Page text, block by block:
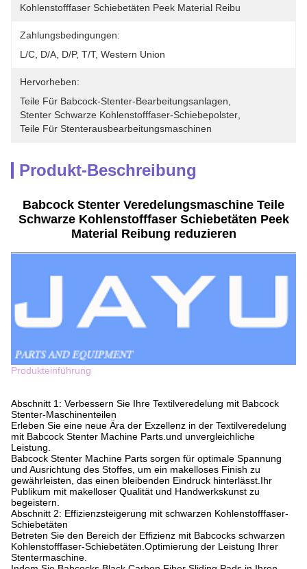
Kohlenstofffaser Schiebetäten Peek Material Reibu
Zahlungsbedingungen:
L/C, D/A, D/P, T/T, Western Union
Hervorheben:
Teile Für Babcock-Stenter-Bearbeitungsanlagen
Stenter Schwarze Kohlenstofffaser-Schiebepolster
Teile Für Stenterausbearbeitungsmaschinen
Produkt-Beschreibung
Babcock Stenter Veredelungsmaschine Teile
Schwarze Kohlenstofffaser Schiebetäten Peek
Material Reibung reduzieren
Produkteinführung
Abschnitt 1: Verbessern Sie Ihre Textilveredelung mit Babcock
Stenter-Maschinenteilen
Erleben Sie eine neue Ära der Exzellenz in der Textilveredelung
mit Babcock Stenter Machine Parts.und unvergleichliche
Leistung.
Babcock Stenter Machine Parts sorgen für optimale Spannung
und Ausrichtung des Stoffes, um ein makelloses Finish zu
gewährleisten, das einen bleibenden Eindruck hinterlässt.Ihr
Publikum mit makelloser Qualität und Handwerkskunst zu
begeistern.
Abschnitt 2: Effizienzsteigerung mit schwarzen Kohlenstofffaser-
Schiebetäten
Betreten Sie den Bereich der Effizienz mit Babcocks schwarzen
Kohlenstofffaser-Schiebetäten.Optimierung der Leistung Ihrer
Stentermaschine.